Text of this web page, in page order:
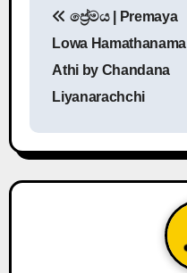
n
a
ප්‍රේමය | Premaya
Lowa Hamathanama
Athi by Chandana
Liyanarachchi